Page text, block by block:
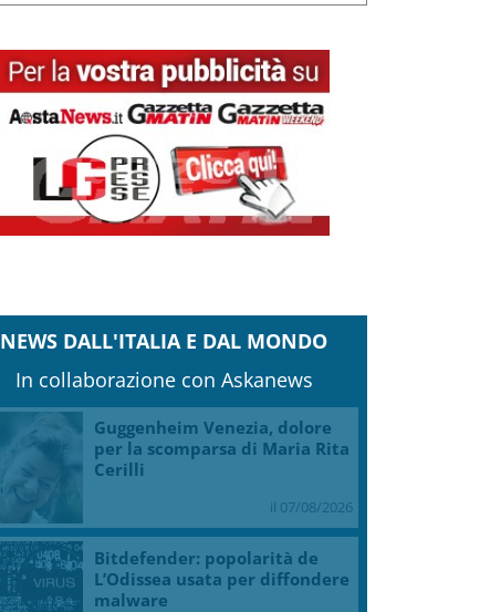
NEWS DALL'ITALIA E DAL MONDO
In collaborazione con Askanews
Guggenheim Venezia, dolore
per la scomparsa di Maria Rita
Cerilli
il 07/08/2026
Bitdefender: popolarità de
L’Odissea usata per diffondere
malware